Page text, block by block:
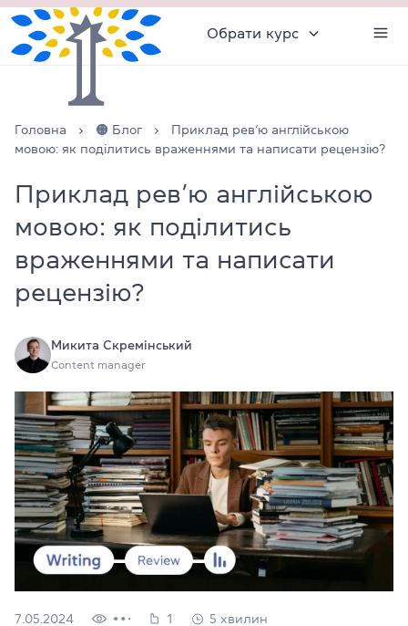
Обрати курс
Головна 🟠 Блог
Приклад рев’ю англійською
мовою: як поділитись враженнями та написати рецензію?
Приклад рев’ю англійською
мовою: як поділитись
враженнями та написати
рецензію?
Микита Скремінський
Content manager
7.05.2024 1 5 хвилин